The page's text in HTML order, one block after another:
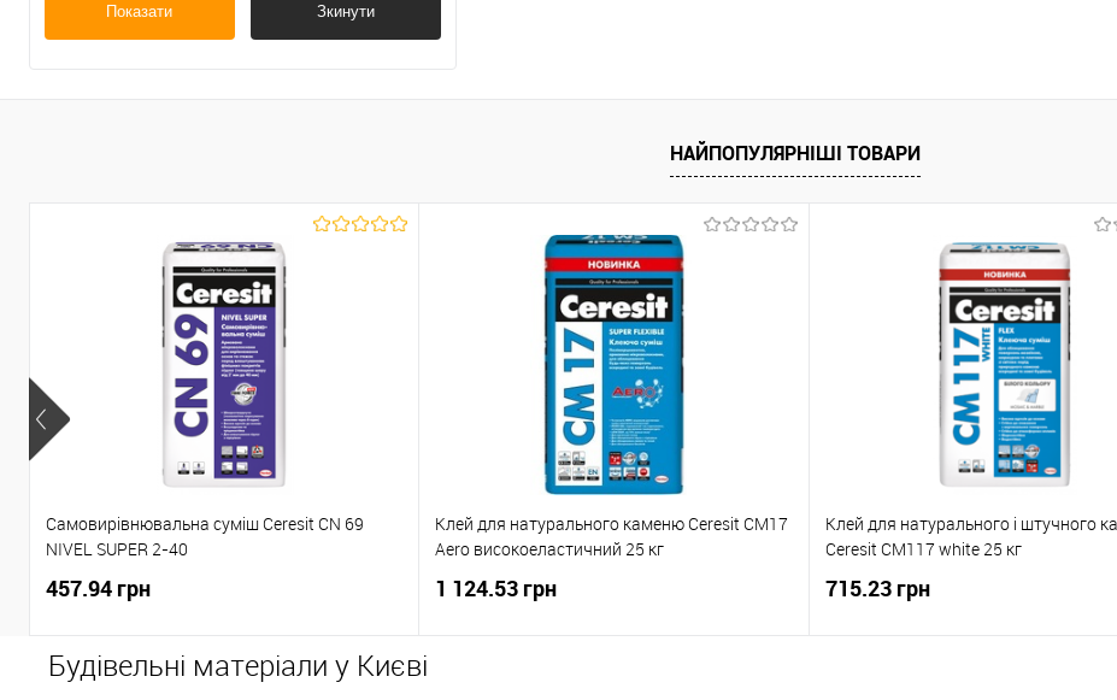
Показати Зкинути
НАЙПОПУЛЯРНІШІ ТОВАРИ
Самовирівнювальна суміш Ceresit CN 69
NIVEL SUPER 2-40
457.94 грн
Клей для натурального каменю Ceresit CM17
Aero високоеластичний 25 кг
1 124.53 грн
Клей для натурального і штучного
Ceresit CM117 white 25 кг
715.23 грн
Будівельні матеріали у Києві